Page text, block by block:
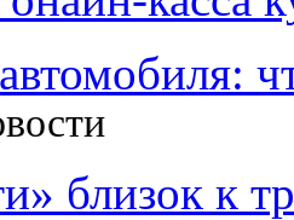
близок к